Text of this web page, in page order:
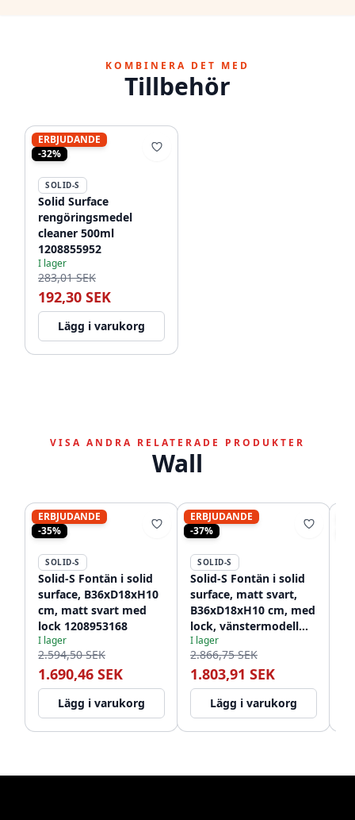
KOMBINERA DET MED
Tillbehör
ERBJUDANDE
-32%
SOLID-S
Solid Surface
rengöringsmedel
cleaner 500ml
1208855952
I lager
283,01 SEK
192,30 SEK
Lägg i varukorg
VISA ANDRA RELATERADE PRODUKTER
Wall
ERBJUDANDE
-35%
SOLID-S
Solid-S Fontän i solid
surface, B36xD18xH10
cm, matt svart med
lock 1208953168
I lager
2.594,50 SEK
1.690,46 SEK
Lägg i varukorg
ERBJUDANDE
-37%
SOLID-S
Solid-S Fontän i solid
surface, matt svart,
B36xD18xH10 cm, med
lock, vänstermodell
utan kranhål,
1208954157
I lager
2.866,75 SEK
1.803,91 SEK
Lägg i varukorg